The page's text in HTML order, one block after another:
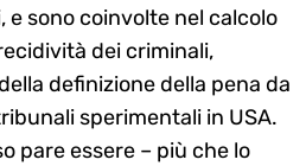
sono coinvolte nel calcolo
dei criminali,
definizione della pena da
sperimentali in USA.
pare essere – più che lo